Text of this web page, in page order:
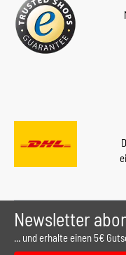
Newsletter
... und erhalte einen 5€